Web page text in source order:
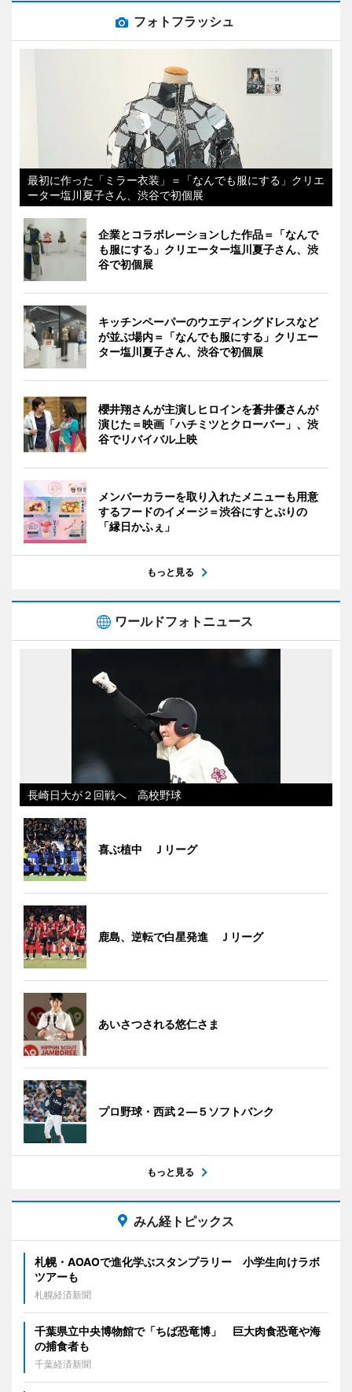
フォトフラッシュ
最初に作った「ミラー衣装」＝「なんでも服にする」クリエ
ーター塩川夏子さん、渋谷で初個展
企業とコラボレーションした作品＝「なんで
も服にする」クリエーター塩川夏子さん、渋
谷で初個展
キッチンペーパーのウエディングドレスなど
が並ぶ場内＝「なんでも服にする」クリエー
ター塩川夏子さん、渋谷で初個展
櫻井翔さんが主演しヒロインを蒼井優さんが
演じた＝映画「ハチミツとクローバー」、渋
谷でリバイバル上映
メンバーカラーを取り入れたメニューも用意
するフードのイメージ＝渋谷にすとぷりの
「縁日かふぇ」
もっと見る
ワールドフォトニュース
長崎日大が２回戦へ 高校野球
喜ぶ植中 Ｊリーグ
鹿島、逆転で白星発進 Ｊリーグ
あいさつされる悠仁さま
プロ野球・西武２―５ソフトバンク
もっと見る
みん経トピックス
札幌・AOAOで進化学ぶスタンプラリー 小学生向けラボ
ツアーも
札幌経済新聞
千葉県立中央博物館で「ちば恐竜博」 巨大肉食恐竜や海
の捕食者も
千葉経済新聞